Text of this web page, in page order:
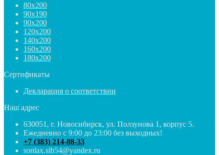
80х200
90х190
90х200
120х200
140х200
160х200
180х200
Сертификаты
Декларация о соответствии
Наш адрес
630051 , г. Новосибирск, ул. Ползунова 1 , корпус 5.
Ежедневно с 9:00 до 23:00 без выходных!
+7 (383) 214-88-33
sonlax.sib54@yandex.ru